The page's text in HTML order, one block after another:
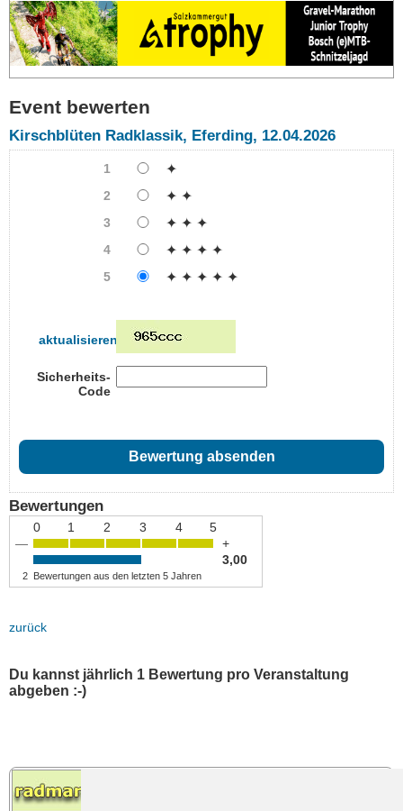
Event bewerten
Kirschblüten Radklassik, Eferding, 12.04.2026
1 ✦
2 ✦ ✦
3 ✦ ✦ ✦
4 ✦ ✦ ✦ ✦
5 ✦ ✦ ✦ ✦ ✦
aktualisieren
Sicherheits-
Code
Bewertungen
0 1 2 3 4
5
—
+
3,00
2 Bewertungen aus den letzten 5 Jahren
zurück
Du kannst jährlich 1 Bewertung pro Veranstaltung
abgeben :-)